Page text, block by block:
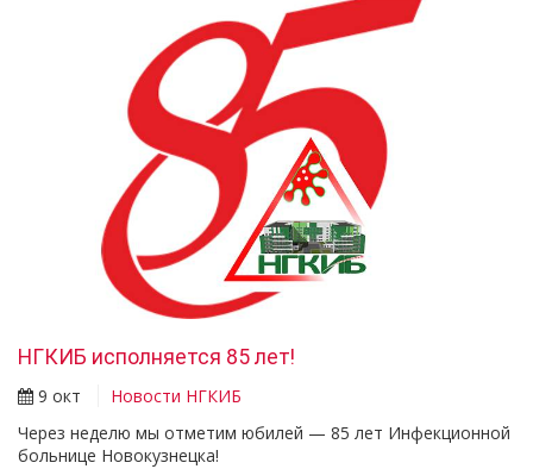
НГКИБ исполняется 85 лет!
9 окт
Новости НГКИБ
Через неделю мы отметим юбилей — 85 лет Инфекционной
больнице Новокузнецка!